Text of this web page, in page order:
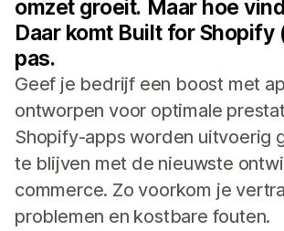
omzet groeit. Maar hoe
Daar komt Built for Shopify
pas.
Geef je bedrijf een boost met
ontworpen voor optimale
Shopify-apps worden uitvoerig
te blijven met de nieuwste
commerce. Zo voorkom je
problemen en kostbare fouten.